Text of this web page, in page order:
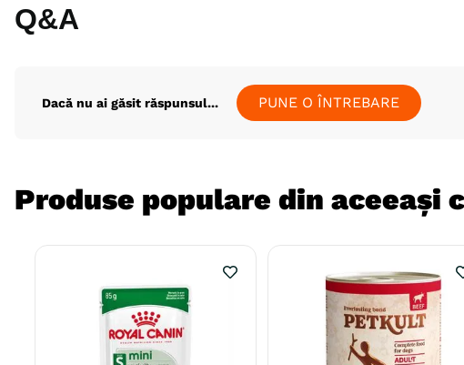
Q&A
Dacă nu ai găsit răspunsul... PUNE O ÎNTREBARE
Produse populare din aceeași